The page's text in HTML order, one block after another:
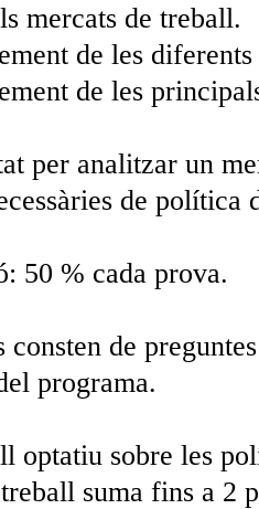
mercats de treball.
de les
de les
per analitzar un
de política
50 % cada prova.
consten de
programa.
optatiu sobre les
suma fins a 2